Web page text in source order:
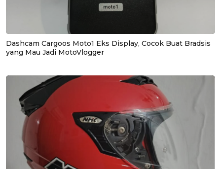
Dashcam Cargoos Moto1 Eks Display, Cocok Buat Bradsis
yang Mau Jadi MotoVlogger